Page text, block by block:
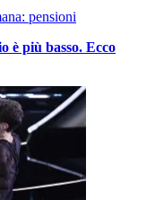
è più basso. Ecco